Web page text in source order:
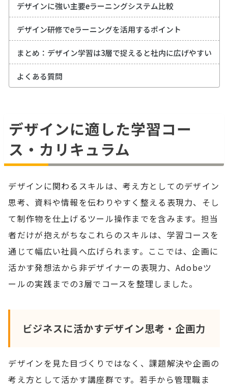
デザインに強い主要eラーニングシステム比較
デザイン研修でeラーニングを活用するポイント
まとめ：デザイン学習は3層で捉えると社内に広げやすい
よくある質問
デザインに適した学習コー
ス・カリキュラム
デザインに関わるスキルは、考え方としてのデザイン
思考、資料や情報を伝わりやすく整える表現力、そし
て制作物を仕上げるツール操作までを含みます。担当
者だけが抱えがちなこれらのスキルは、学習コースを
通じて幅広い社員へ広げられます。ここでは、企画に
活かす発想法から非デザイナーの表現力、Adobeツ
ールの実践までの3層でコースを整理しました。
ビジネスに活かすデザイン思考・企画力
デザインを見た目づくりではなく、課題解決や企画の
考え方として活かす講座群です。若手から管理職ま